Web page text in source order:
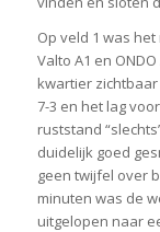
Op veld 1 was
Valto A1 en
kwartier
7-3 en het lag
ruststand
duidelijk goed
geen twijfel over
minuten was de
uitgelopen naar